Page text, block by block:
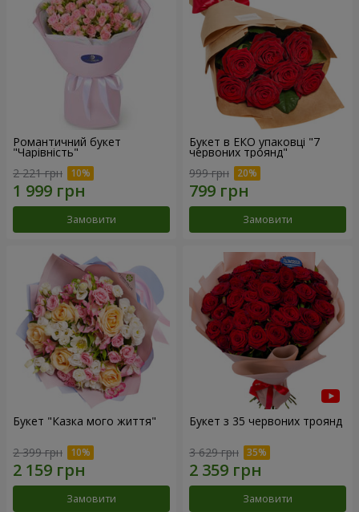
Романтичний букет
"Чарівність"
2 221 грн
Замовити
Букет в ЕКО упаковці "7
червоних троянд"
999 грн
Замовити
Букет "Казка мого життя"
2 399 грн
Замовити
Букет з 35 червоних троянд
3 629 грн
Замовити